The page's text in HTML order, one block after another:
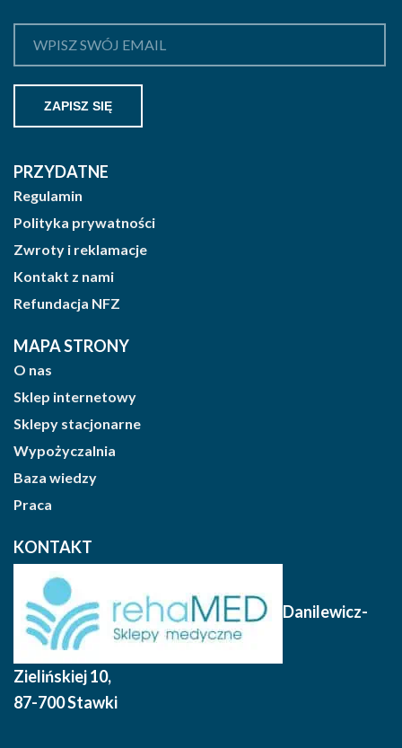
PRZYDATNE
Regulamin
Polityka prywatności
Zwroty i reklamacje
Kontakt z nami
Refundacja NFZ
MAPA STRONY
O nas
Sklep internetowy
Sklepy stacjonarne
Wypożyczalnia
Baza wiedzy
Praca
KONTAKT
Danilewicz-
Zielińskiej 10,
87-700 Stawki